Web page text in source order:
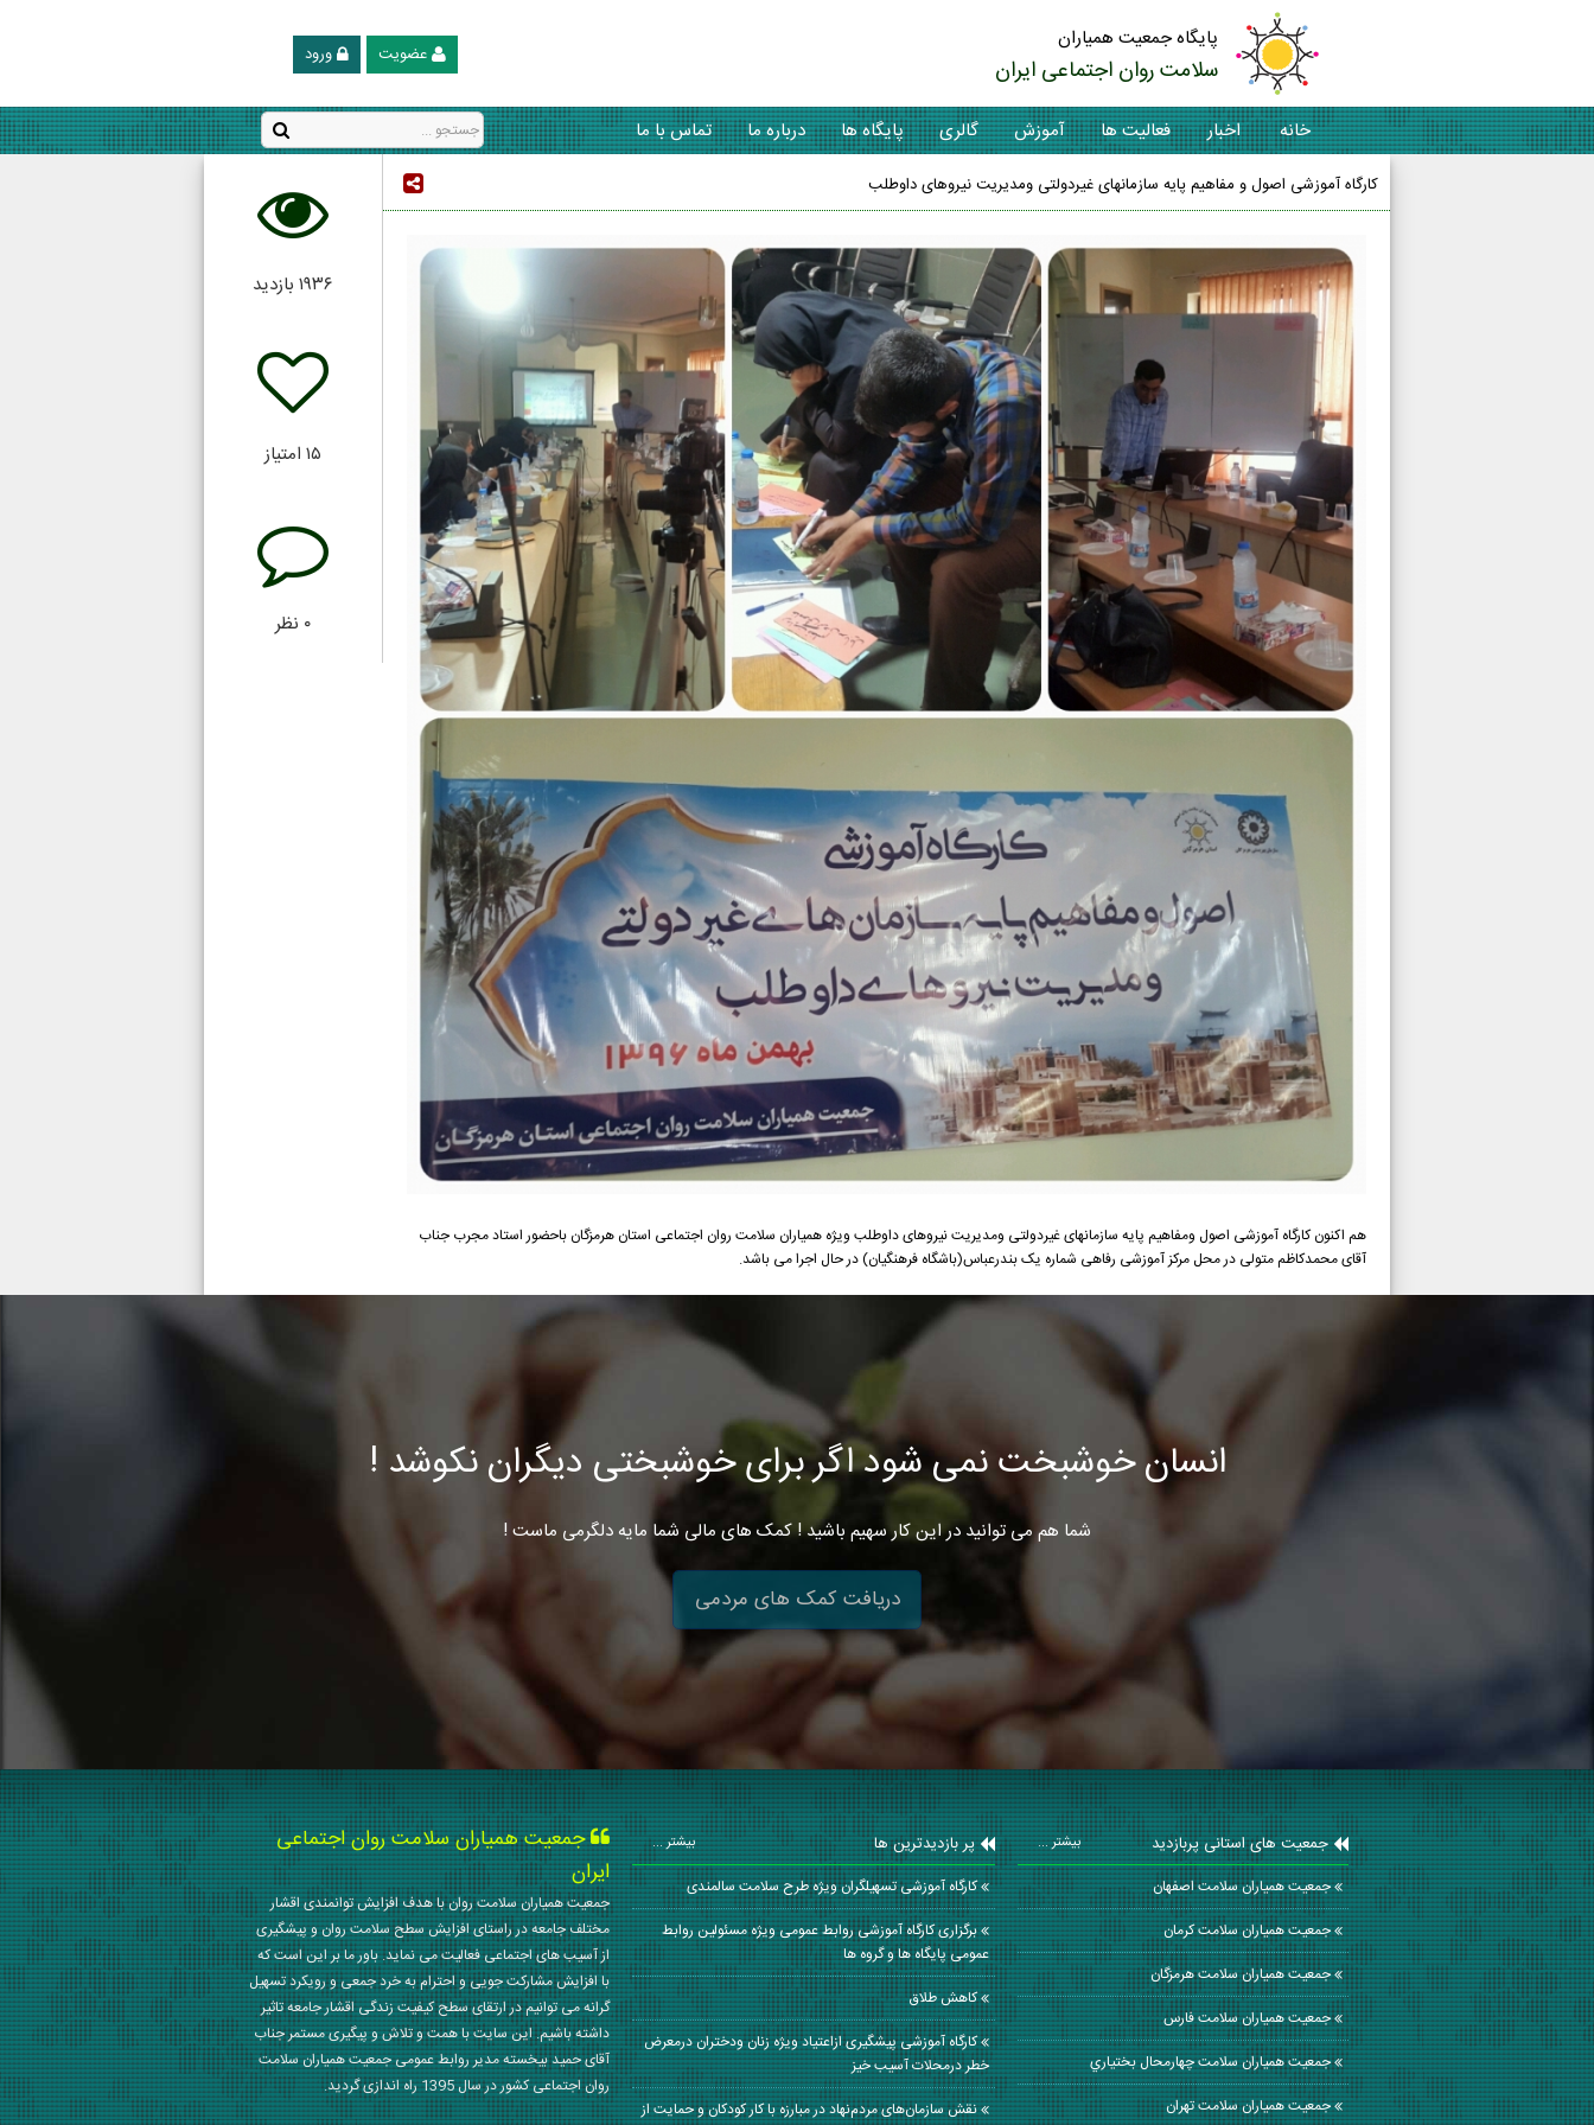
پایگاه جمعیت همیاران
سلامت روان اجتماعی ایران ورود عضویت
خانه اخبار فعالیت ها آموزش گالری پایگاه ها درباره ما تماس با ما
کارگاه آموزشی اصول و مفاهیم پایه سازمانهای غیردولتی ومدیریت نیروهای داوطلب
هم اکنون کارگاه آموزشی اصول ومفاهیم پایه سازمانهای غیردولتی ومدیریت نیروهای داوطلب ویژه همیاران سلامت روان اجتماعی استان هرمزگان باحضور استاد مجرب جناب
آقای محمدکاظم متولی در محل مرکز آموزشی رفاهی شماره یک بندرعباس(باشگاه فرهنگیان) در حال اجرا می باشد.
۱۹۳۶ بازدید
۱۵ امتیاز
۰ نظر
انسان خوشبخت نمی شود اگر برای خوشبختی دیگران نکوشد !
شما هم می توانید در این کار سهیم باشید ! کمک های مالی شما مایه دلگرمی ماست !
دریافت کمک های مردمی
جمعیت های استانی پربازدید بیشتر ...
جمعیت همیاران سلامت اصفهان
جمعیت همیاران سلامت كرمان
جمعیت همیاران سلامت هرمزگان
جمعیت همیاران سلامت فارس
جمعیت همیاران سلامت چهارمحال بختياري
جمعیت همیاران سلامت تهران
پر بازدیدترین ها بیشتر ...
کارگاه آموزشی تسهیلگران ویژه طرح سلامت سالمندی
برگزاری کارگاه آموزشی روابط عمومی ویژه مسئولین روابط
عمومی پایگاه ها و گروه ها
کاهش طلاق
کارگاه آموزشی پیشگیری ازاعتیاد ویژه زنان ودختران درمعرض
خطر درمحلات آسیب خیز
نقش سازمان‌های مردم‌نهاد در مبارزه با کار کودکان و حمایت از
جمعیت همیاران سلامت روان اجتماعی
ایران
جمعیت همیاران سلامت روان با هدف افزایش توانمندی اقشار
مختلف جامعه در راستای افزایش سطح سلامت روان و پیشگیری
از آسیب های اجتماعی فعالیت می نماید. باور ما بر این است که
با افزایش مشارکت جویی و احترام به خرد جمعی و رویکرد تسهیل
گرانه می توانیم در ارتقای سطح کیفیت زندگی اقشار جامعه تاثیر
داشته باشیم. این سایت با همت و تلاش و پیگیری مستمر جناب
آقای حمید بیخسته مدیر روابط عمومی جمعیت همیاران سلامت
روان اجتماعی کشور در سال 1395 راه اندازی گردید.